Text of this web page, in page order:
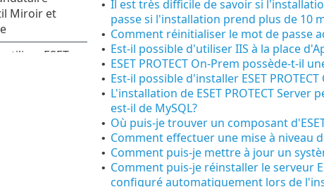
• Il est très difficile de savoir si
passe si l'installation prend plus de 10
• Comment réinitialiser le mot de passe
• Est-il possible d'utiliser IIS à la place
• ESET PROTECT On-Prem possède-t-il
• Est-il possible d'installer ESET
• L'installation de ESET PROTECT
est-il de MySQL?
• Où puis-je trouver un composant
• Comment effectuer une mise à niveau
• Comment puis-je mettre à jour un
• Comment puis-je réinstaller le serveur
configuré automatiquement lors de